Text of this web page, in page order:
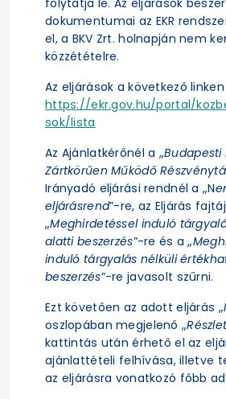
dokumentumai az EKR
el, a BKV Zrt. holnapján nem
közzétételre.
Az eljárások a következő
https://ekr.gov.hu/portal/
sok/lista
Az Ajánlatkérőnél a „Budapesti
Zártkörűen Működő
Irányadó eljárási rendnél a „N
eljárásrend”-re, az Eljárás
„Meghirdetéssel induló
alatti beszerzés”-re és a „
induló tárgyalás nélküli
beszerzés”-re javasolt szűrni.
Ezt követően az adott eljárás „
oszlopában megjelenő „
kattintás után érhető el az
ajánlattételi felhívása, illetve
az eljárásra vonatkozó főbb